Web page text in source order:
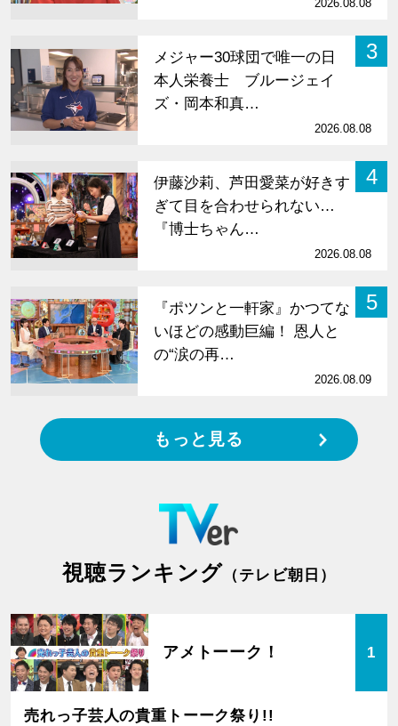
2026.08.08
3
メジャー30球団で唯一の日
本人栄養士 ブルージェイ
ズ・岡本和真…
2026.08.08
4
伊藤沙莉、芦田愛菜が好きす
ぎて目を合わせられない…
『博士ちゃん…
2026.08.08
5
『ポツンと一軒家』かつてな
いほどの感動巨編！ 恩人と
の“涙の再…
2026.08.09
もっと見る
視聴ランキング （テレビ朝日）
アメトーーク！ 1
売れっ子芸人の貴重トーーク祭り!!